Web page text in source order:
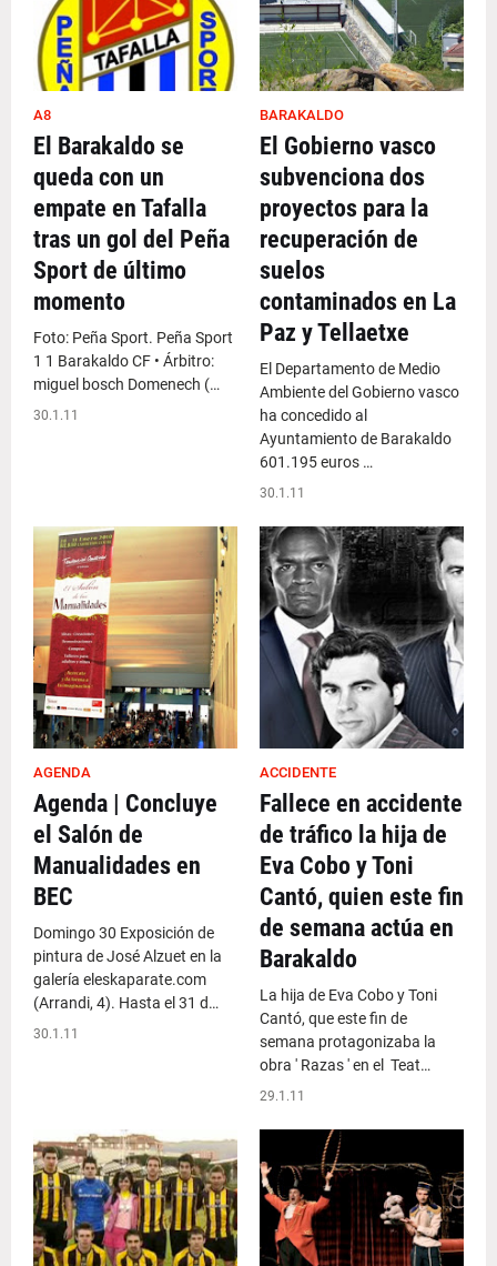
A8
El Barakaldo se
queda con un
empate en Tafalla
tras un gol del Peña
Sport de último
momento
Foto: Peña Sport. Peña Sport
1 1 Barakaldo CF • Árbitro:
miguel bosch Domenech (…
30.1.11
BARAKALDO
El Gobierno vasco
subvenciona dos
proyectos para la
recuperación de
suelos
contaminados en La
Paz y Tellaetxe
El Departamento de Medio
Ambiente del Gobierno vasco
ha concedido al
Ayuntamiento de Barakaldo
601.195 euros …
30.1.11
AGENDA
Agenda | Concluye
el Salón de
Manualidades en
BEC
Domingo 30 Exposición de
pintura de José Alzuet en la
galería eleskaparate.com
(Arrandi, 4). Hasta el 31 d…
30.1.11
ACCIDENTE
Fallece en accidente
de tráfico la hija de
Eva Cobo y Toni
Cantó, quien este fin
de semana actúa en
Barakaldo
La hija de Eva Cobo y Toni
Cantó, que este fin de
semana protagonizaba la
obra ' Razas ' en el Teat…
29.1.11